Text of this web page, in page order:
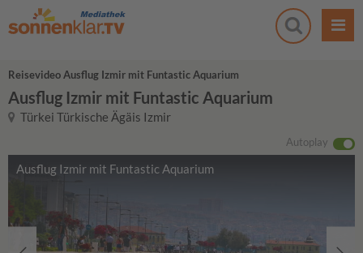
Reisevideo Ausflug Izmir mit Funtastic Aquarium
Ausflug Izmir mit Funtastic Aquarium
Türkei Türkische Ägäis Izmir
Autoplay
Ausflug Izmir mit Funtastic Aquarium